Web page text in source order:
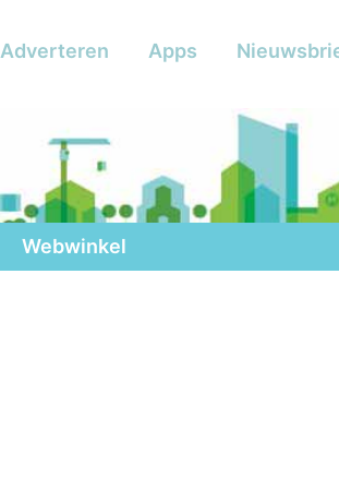
Adverteren Apps
Webwinkel